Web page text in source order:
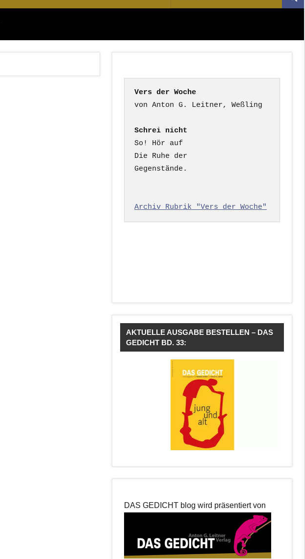
nach:
Vers der Woche
Schrei nicht
So! Hör auf
Die Ruhe der
Gegenstände.
Archiv Rubrik "Vers der Woche"
AKTUELLE AUSGABE BESTELLEN – DAS
GEDICHT BD. 33:
DAS GEDICHT blog wird präsentiert von